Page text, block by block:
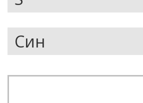
Материал:
здрав и